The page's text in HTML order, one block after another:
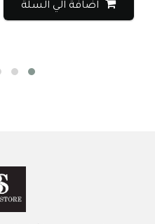
اضافة الي السلة